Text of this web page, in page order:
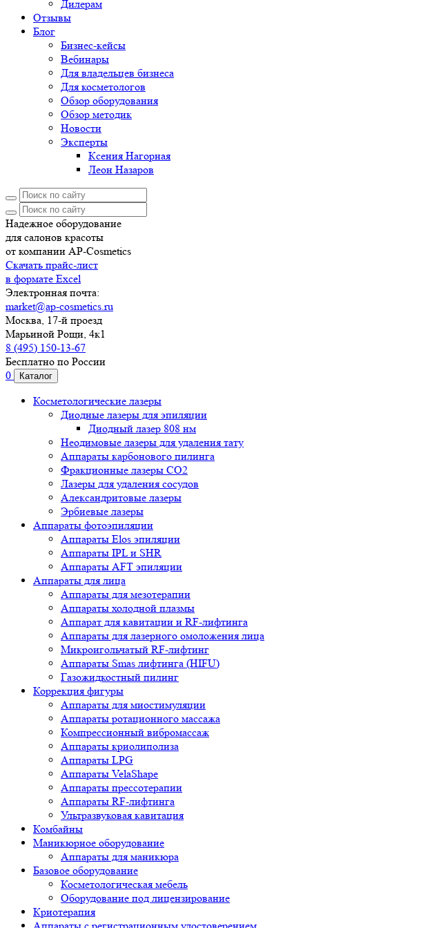
Дилерам
Отзывы
Блог
Бизнес-кейсы
Вебинары
Для владельцев бизнеса
Для косметологов
Обзор оборудования
Обзор методик
Новости
Эксперты
Ксения Нагорная
Леон Назаров
Надежное оборудование
для салонов красоты
от компании AP-Cosmetics
Скачать прайс-лист
в формате Excel
Электронная почта:
market@ap-cosmetics.ru
Москва, 17-й проезд
Марьиной Рощи, 4к1
8 (495) 150-13-67
Бесплатно по России
0
Каталог
Косметологические лазеры
Диодные лазеры для эпиляции
Диодный лазер 808 нм
Неодимовые лазеры для удаления тату
Аппараты карбонового пилинга
Фракционные лазеры CO2
Лазеры для удаления сосудов
Александритовые лазеры
Эрбиевые лазеры
Аппараты фотоэпиляции
Аппараты Elos эпиляции
Аппараты IPL и SHR
Аппараты AFT эпиляции
Аппараты для лица
Аппараты для мезотерапии
Аппараты холодной плазмы
Аппарат для кавитации и RF-лифтинга
Аппараты для лазерного омоложения лица
Микроигольчатый RF-лифтинг
Аппараты Smas лифтинга (HIFU)
Газожидкостный пилинг
Коррекция фигуры
Аппараты для миостимуляции
Аппараты ротационного массажа
Компрессионный вибромассаж
Аппараты криолиполиза
Аппараты LPG
Аппараты VelaShape
Аппараты прессотерапии
Аппараты RF-лифтинга
Ультразвуковая кавитация
Комбайны
Маникюрное оборудование
Аппараты для маникюра
Базовое оборудование
Косметологическая мебель
Оборудование под лицензирование
Криотерапия